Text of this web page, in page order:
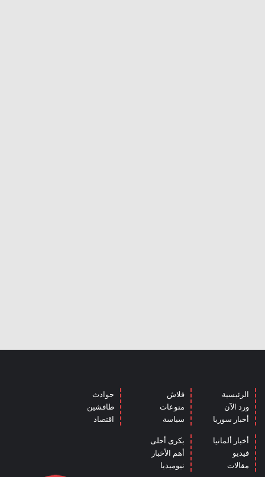
الرئيسية
ورد الآن
أخبار سوريا
فلاش
منوعات
سياسة
حوادث
طافشين
اقتصاد
أخبار ألمانيا
فيديو
مقالات
بكرى أحلى
أهم الأخبار
نيوميديا